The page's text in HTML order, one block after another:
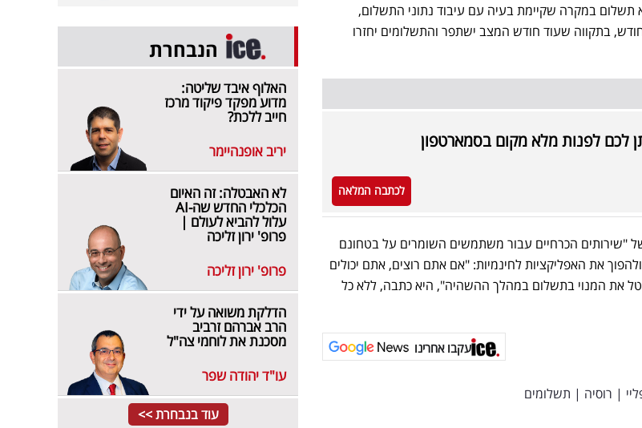
במקרה שקיימת בעיה עם עיבוד נתוני התשלום,
בתקווה שעוד חודש המצב ישתפר והתשלומים יחזרו
לכם לפנות מלא מקום בסמארטפון
לכתבה המלאה
הכרחיים עבור משתמשים השומרים על בטחונם
את האפליקציות לחינמיות: "אם אתם רוצים, אתם יכולים
את המנוי בתשלום במהלך ההשהיה", היא כתבה, ללא כל
עקבו אחרינו
| רוסיה | תשלומים
הנבחרת
האלוף איבד שליטה:
מדוע מפקד פיקוד מרכז
חייב ללכת?
יריב אופנהיימר
לא האבטלה: זה האיום
הכלכלי החדש שה-AI
עלול להביא לעולם |
פרופ' ירון זליכה
פרופ' ירון זליכה
הדלקת משואה על ידי
הרב אברהם זרביב
מסכנת את לוחמי צה"ל
עו"ד יהודה שפר
עוד בנבחרת >>